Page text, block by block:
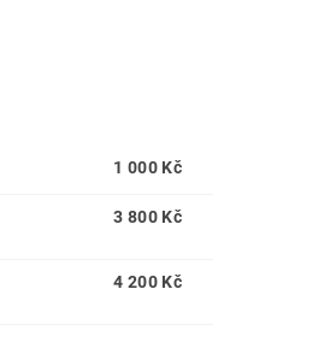
1 000 Kč
3 800 Kč
4 200 Kč